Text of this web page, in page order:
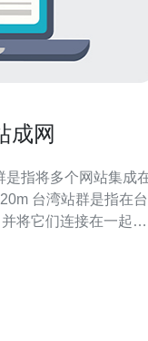
成网
台湾站群是指在台
将它们连接在一起，
站，可以增加用户访